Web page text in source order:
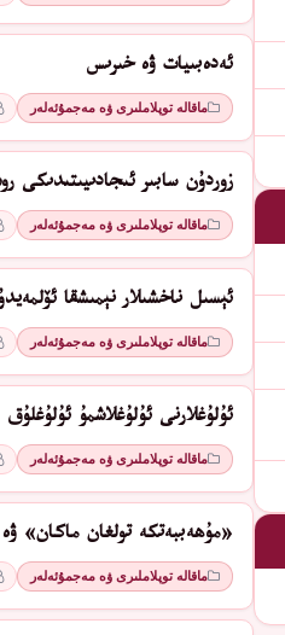
ئەدەبىيات ۋە خىرىس
ماقالە توپلاملىرى ۋە مەجمۇئەلەر
زوردۇن سابىر ئىجادىيىتىدىكى
ماقالە توپلاملىرى ۋە مەجمۇئەلەر
ئېسىل ناخشىلار نېمىشقا
ماقالە توپلاملىرى ۋە مەجمۇئەلەر
ئۇلۇغلارنى ئۇلۇغلاشمۇ ئۇلۇغلۇق
ماقالە توپلاملىرى ۋە مەجمۇئەلەر
«مۇھەببەتكە تولغان ماكان»
ماقالە توپلاملىرى ۋە مەجمۇئەلەر